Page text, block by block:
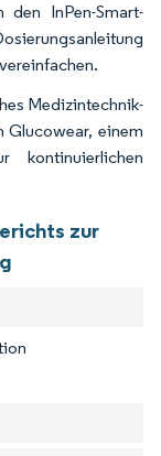
InPen-Smart-
Medizintechnik-
Glucowear, einem
kontinuierlichen
zur